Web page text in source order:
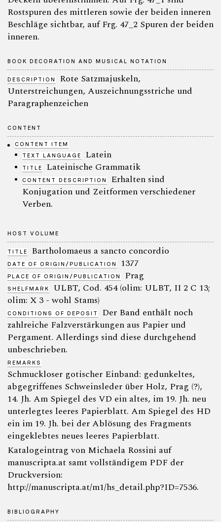
Rostspuren des mittleren sowie der beiden inneren
Beschläge sichtbar, auf Frg. 47_2 Spuren der beiden
inneren.
BOOK DECORATION AND MUSICAL NOTATION
DESCRIPTION
Rote Satzmajuskeln,
Unterstreichungen, Auszeichnungsstriche und
Paragraphenzeichen
CONTENT
CONTENT ITEM
TEXT LANGUAGE
Latein
TITLE Lateinische Grammatik
CONTENT DESCRIPTION
Erhalten sind
Konjugation und Zeitformen verschiedener
Verben.
HOST VOLUME
TITLE Bartholomaeus a sancto concordio
DATE OF ORIGIN/PUBLICATION 1377
PLACE OF ORIGIN/PUBLICATION Prag
SHELFMARK
ULBT, Cod. 454 (olim: ULBT, II 2 C 13;
olim: X 3 - wohl Stams)
CONDITIONS OF DEPOSIT
Der Band enthält noch
zahlreiche Falzverstärkungen aus Papier und
Pergament. Allerdings sind diese durchgehend
unbeschrieben.
REMARKS
Schmuckloser gotischer Einband: gedunkeltes,
abgegriffenes Schweinsleder über Holz, Prag (?),
14. Jh. Am Spiegel des VD ein altes, im 19. Jh. neu
unterlegtes leeres Papierblatt. Am Spiegel des HD
ein im 19. Jh. bei der Ablösung des Fragments
eingeklebtes neues leeres Papierblatt.
Katalogeintrag von Michaela Rossini auf
manuscripta.at samt vollständigem PDF der
Druckversion:
http://manuscripta.at/m1/hs_detail.php?ID=7536.
BIBLIOGRAPHY